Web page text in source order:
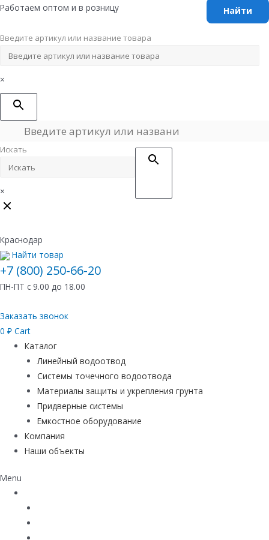
Перейти
содержимому
Работаем оптом и в розницу
Введите артикул или название товара
×
Искать
×
Краснодар
Найти товар
+7 (800) 250-66-20
ПН-ПТ с 9.00 до 18.00
Заказать звонок
0 ₽ Cart
Каталог
Линейный водоотвод
Системы точечного водоотвода
Материалы защиты и укрепления грунта
Придверные системы
Емкостное оборудование
Компания
Наши объекты
Menu